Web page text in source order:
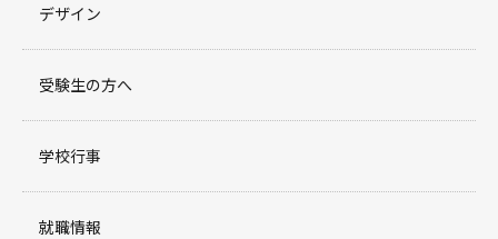
デザイン
受験生の方へ
学校行事
就職情報